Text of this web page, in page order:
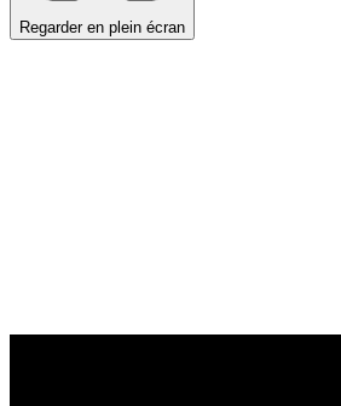
Regarder en plein écran